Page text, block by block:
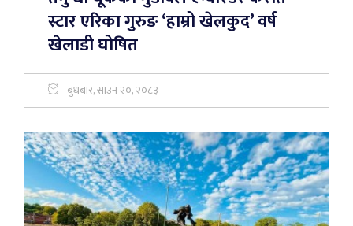
स्टार एरिका गुरुङ ‘हाम्रो खेलकुद’ वर्ष
खेलाडी घोषित
बुधबार, साउन २०, २०८३